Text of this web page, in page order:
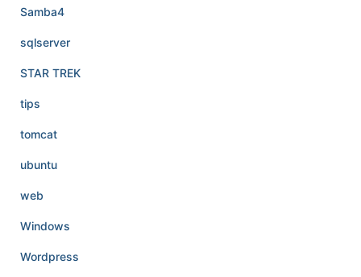
Samba4
sqlserver
STAR TREK
tips
tomcat
ubuntu
web
Windows
Wordpress